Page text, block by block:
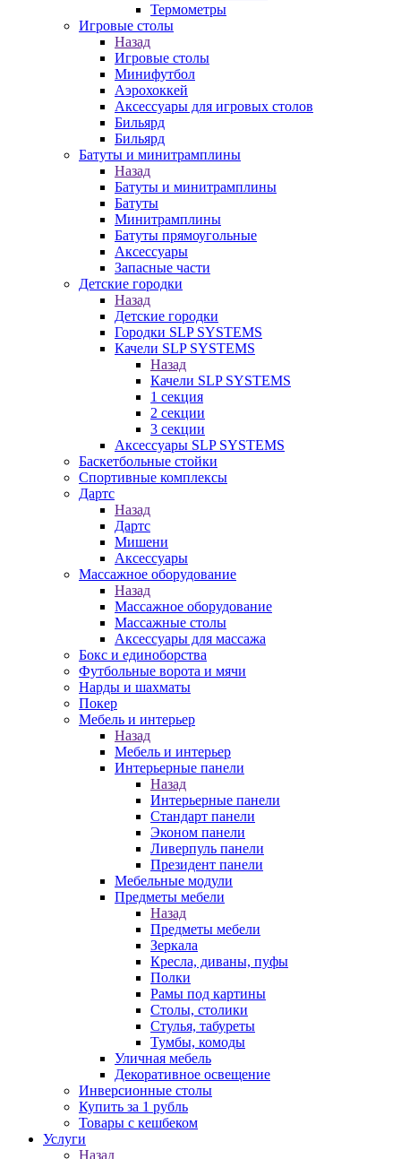
Термометры
Игровые столы
Назад
Игровые столы
Минифутбол
Аэрохоккей
Аксессуары для игровых столов
Бильяpд
Бильяpд
Батуты и минитрамплины
Назад
Батуты и минитрамплины
Батуты
Минитрамплины
Батуты прямоугольные
Аксессуары
Запасные части
Детские городки
Назад
Детские городки
Городки SLP SYSTEMS
Качели SLP SYSTEMS
Назад
Качели SLP SYSTEMS
1 секция
2 секции
3 секции
Аксессуары SLP SYSTEMS
Баскетбольные стойки
Спортивные комплексы
Дартс
Назад
Дартс
Мишени
Аксессуары
Массажное оборудование
Назад
Массажное оборудование
Массажные столы
Аксессуары для массажа
Бокс и единоборства
Футбольные ворота и мячи
Нарды и шахматы
Покер
Мебель и интерьер
Назад
Мебель и интерьер
Интерьерные панели
Назад
Интерьерные панели
Стандарт панели
Эконом панели
Ливерпуль панели
Президент панели
Мебельные модули
Предметы мебели
Назад
Предметы мебели
Зеркала
Кресла, диваны, пуфы
Полки
Рамы под картины
Столы, столики
Стулья, табуреты
Тумбы, комоды
Уличная мебель
Декоративное освещение
Инверсионные столы
Купить за 1 рубль
Товары с кешбеком
Услуги
Назад